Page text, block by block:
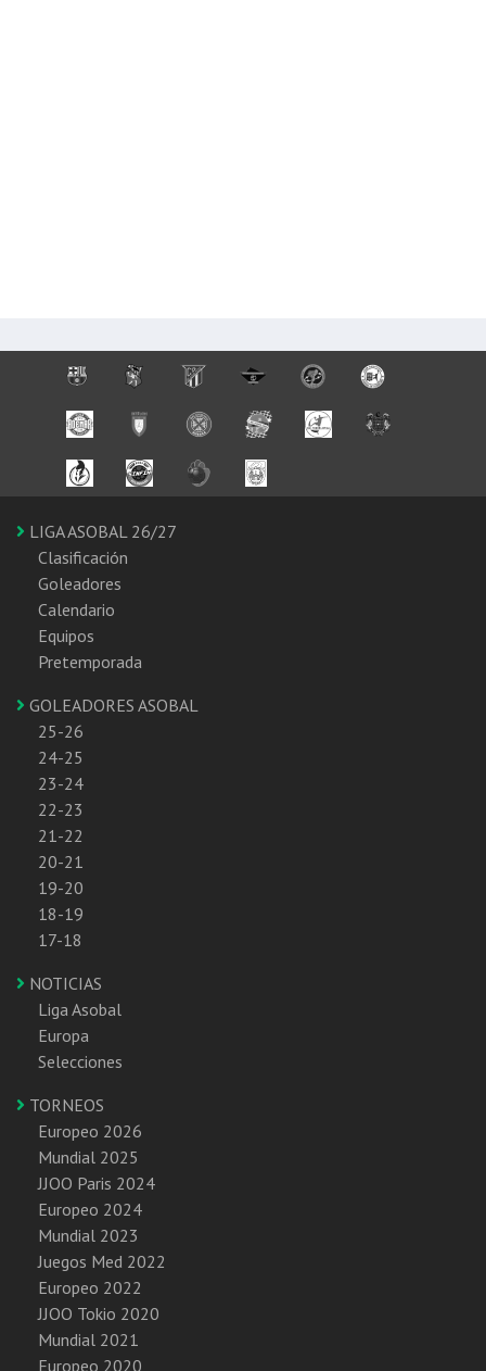
LIGA ASOBAL 26/27
Clasificación
Goleadores
Calendario
Equipos
Pretemporada
GOLEADORES ASOBAL
25-26
24-25
23-24
22-23
21-22
20-21
19-20
18-19
17-18
NOTICIAS
Liga Asobal
Europa
Selecciones
TORNEOS
Europeo 2026
Mundial 2025
JJOO Paris 2024
Europeo 2024
Mundial 2023
Juegos Med 2022
Europeo 2022
JJOO Tokio 2020
Mundial 2021
Europeo 2020